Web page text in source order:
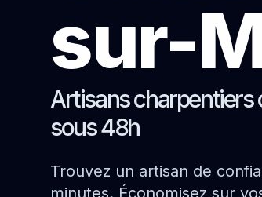
sur-
Artisans charpentiers
sous 48h
Trouvez un artisan de
minutes. Économisez sur